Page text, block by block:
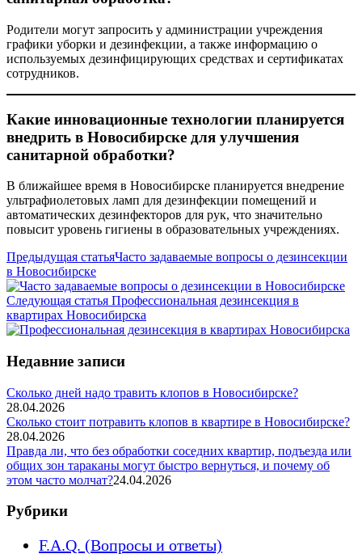
Родители могут запросить у администрации учреждения
графики уборки и дезинфекции, а также информацию о
используемых дезинфицирующих средствах и сертификатах
сотрудников.
Какие инновационные технологии планируется
внедрить в Новосибирске для улучшения
санитарной обработки?
В ближайшее время в Новосибирске планируется внедрение
ультрафиолетовых ламп для дезинфекции помещений и
автоматических дезинфекторов для рук, что значительно
повысит уровень гигиены в образовательных учреждениях.
Предыдущая статьяЧасто задаваемые вопросы о дезинсекции
в Новосибирске
Следующая статья Профессиональная дезинсекция в
квартирах Новосибирска
Недавние записи
Сколько дней надо травить клопов в Новосибирске?
28.04.2026
Сколько стоит потравить клопов в квартире в Новосибирске?
28.04.2026
Правда ли, что без обработки соседних квартир, подъезда или
общих зон тараканы могут быстро вернуться, и почему об
этом часто молчат?24.04.2026
Рубрики
F.A.Q. (Вопросы и ответы)